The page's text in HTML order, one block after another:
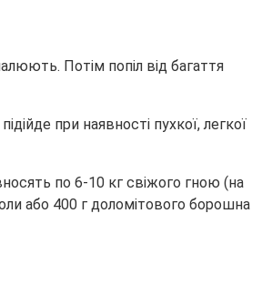
Потім попіл від багаття
при наявності пухкої, легкої
по 6-10 кг свіжого гною (на
або 400 г доломітового борошна